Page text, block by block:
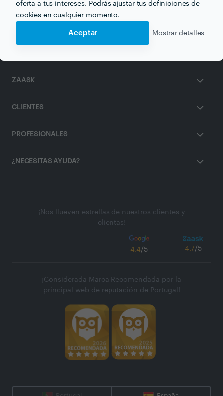
oferta a tus intereses. Podrás ajustar tus definiciones de
cookies en cualquier momento.
Aceptar Mostrar detalles
Decoración de Fiestas en bilbao
ZAASK
CLIENTES
PROFESIONALES
¿NECESITAS AYUDA?
¡Nos llueven estrellas de nuestros clientes y
clientas!
4.4/5 4.7/5
¡Considerada Marca Recomendada por la
principal web de reputación de Portugal!